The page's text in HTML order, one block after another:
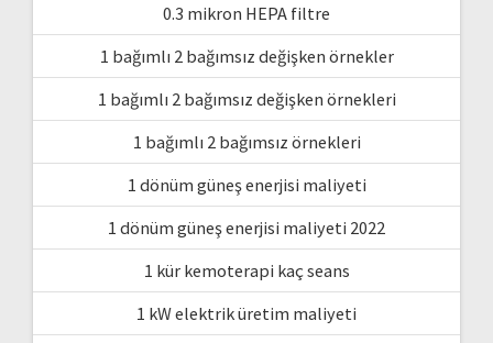
0.3 mikron HEPA filtre
1 bağımlı 2 bağımsız değişken örnekler
1 bağımlı 2 bağımsız değişken örnekleri
1 bağımlı 2 bağımsız örnekleri
1 dönüm güneş enerjisi maliyeti
1 dönüm güneş enerjisi maliyeti 2022
1 kür kemoterapi kaç seans
1 kW elektrik üretim maliyeti